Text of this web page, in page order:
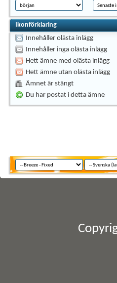
Ikonförklaring
Innehåller olästa inlägg
Innehåller inga olästa inlägg
Hett ämne med olästa inlägg
Hett ämne utan olästa inlägg
Ämnet är stängt
Du har postat i detta ämne